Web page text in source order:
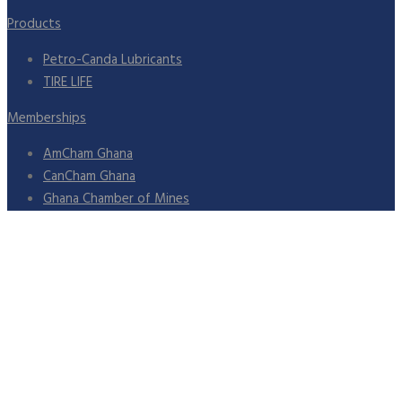
Products
Petro-Canda Lubricants
TIRE LIFE
Memberships
AmCham Ghana
CanCham Ghana
Ghana Chamber of Mines